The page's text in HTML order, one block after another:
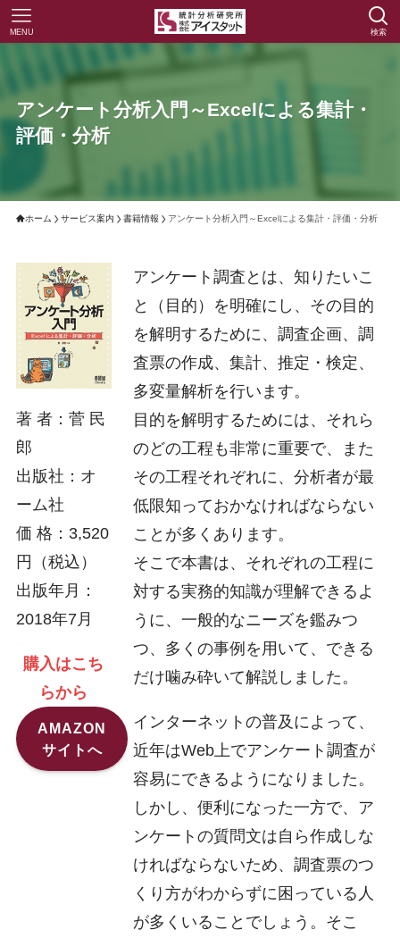
検索
MENU
アンケート分析入門～Excelによる集計・
評価・分析
ホーム サービス案内 書籍情報 アンケート分析入門～Excelによる集計・評価・分析
著 者：菅 民
郎
出版社：オ
ーム社
価 格：3,520
円（税込）
出版年月：
2018年7月
購入はこち
らから
AMAZON
サイトへ
アンケート調査とは、知りたいこ
と（目的）を明確にし、その目的
を解明するために、調査企画、調
査票の作成、集計、推定・検定、
多変量解析を行います。
目的を解明するためには、それら
のどの工程も非常に重要で、また
その工程それぞれに、分析者が最
低限知っておかなければならない
ことが多くあります。
そこで本書は、それぞれの工程に
対する実務的知識が理解できるよ
うに、一般的なニーズを鑑みつ
つ、多くの事例を用いて、できる
だけ噛み砕いて解説しました。
インターネットの普及によって、
近年はWeb上でアンケート調査が
容易にできるようになりました。
しかし、便利になった一方で、ア
ンケートの質問文は自ら作成しな
ければならないため、調査票のつ
くり方がわからずに困っている人
が多くいることでしょう。そこ